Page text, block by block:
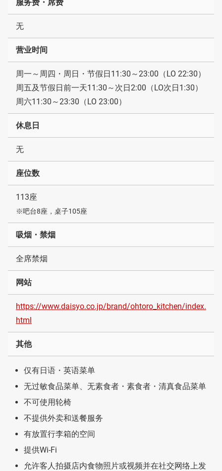
服务费・席费
无
营业时间
周一～周四・周日・节假日11:30～23:00（LO 22:30）
周五及节假日前一天11:30～次日2:00（LO次日1:30）
周六11:30～23:30（LO 23:00）
休息日
无
座位数
113座
※吧台8座，桌子105座
吸烟・禁烟
全席禁烟
网站
https://www.daisyo.co.jp/brand/ohtoro_kitchen/index.
html
其他
仅有日语・英语菜单
无过敏食品菜单、无素食者・素食者・清真食品菜单
不可使用轮椅
不提供外卖和送餐服务
有放置行李箱的空间
提供Wi-Fi
允许客人拍摄店内食物照片或视频并在社交网络上发